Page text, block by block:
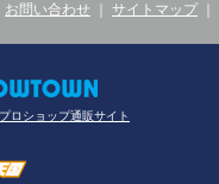
お問い合わせ サイトマップ
ロショップ通販サイト